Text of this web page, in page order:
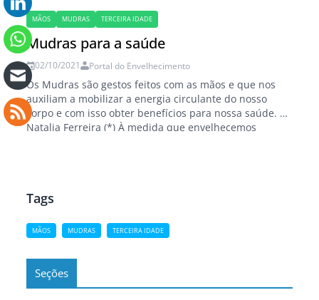
MÃOS MUDRAS TERCEIRA IDADE
Mudras para a saúde
02/10/2021 Portal do Envelhecimento
Os Mudras são gestos feitos com as mãos e que nos
auxiliam a mobilizar a energia circulante do nosso
corpo e com isso obter benefícios para nossa saúde.
Natalia Ferreira (*) À medida que envelhecemos
Tags
MÃOS MUDRAS TERCEIRA IDADE
Seções